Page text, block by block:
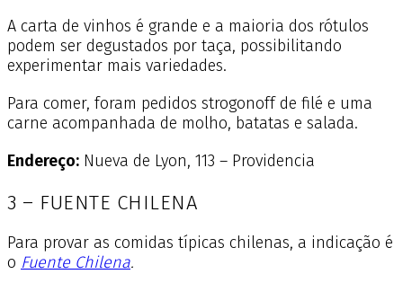
A carta de vinhos é grande e a maioria dos rótulos
podem ser degustados por taça, possibilitando
experimentar mais variedades.
Para comer, foram pedidos strogonoff de filé e uma
carne acompanhada de molho, batatas e salada.
Endereço: Nueva de Lyon, 113 – Providencia
3 – FUENTE CHILENA
Para provar as comidas típicas chilenas, a indicação é
o Fuente Chilena.